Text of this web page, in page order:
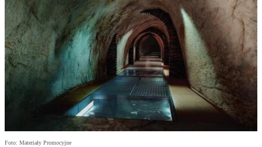
Foto: Materiały Promocyjne